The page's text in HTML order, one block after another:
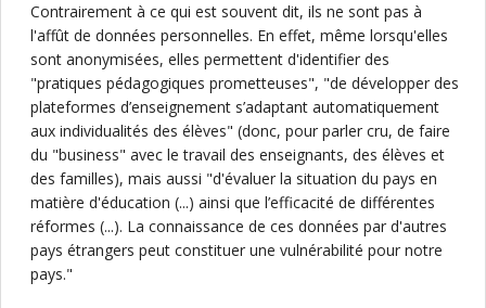
Contrairement à ce qui est souvent dit, ils ne sont pas à
l'affût de données personnelles. En effet, même lorsqu'elles
sont anonymisées, elles permettent d'identifier des
"pratiques pédagogiques prometteuses", "de développer des
plateformes d’enseignement s’adaptant automatiquement
aux individualités des élèves" (donc, pour parler cru, de faire
du "business" avec le travail des enseignants, des élèves et
des familles), mais aussi "d'évaluer la situation du pays en
matière d'éducation (...) ainsi que l’efficacité de différentes
réformes (...). La connaissance de ces données par d'autres
pays étrangers peut constituer une vulnérabilité pour notre
pays."